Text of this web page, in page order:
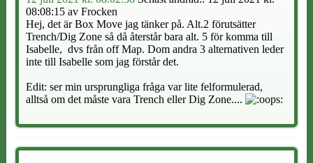
08:08:15 av Frocken
Hej, det är Box Move jag tänker på. Alt.2 förutsätter
Trench/Dig Zone så då återstår bara alt. 5 för komma till
Isabelle, dvs från off Map. Dom andra 3 alternativen leder
inte till Isabelle som jag förstår det.
Edit: ser min ursprungliga fråga var lite felformulerad,
alltså om det måste vara Trench eller Dig Zone....